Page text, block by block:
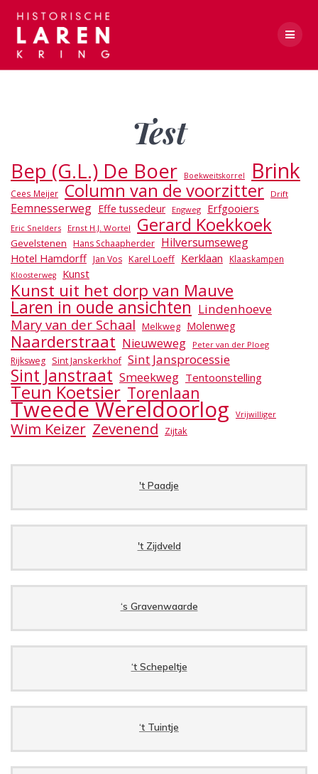
Test
Bep (G.L.) De Boer Boekweitskorrel Brink
Cees Meijer Column van de voorzitter Drift
Eemnesserweg Effe tussedeur Engweg Erfgooiers
Eric Snelders Ernst H.J. Wortel Gerard Koekkoek
Gevelstenen Hans Schaapherder Hilversumseweg
Hotel Hamdorff Jan Vos Karel Loeff Kerklaan Klaaskampen
Kloosterweg Kunst
Kunst uit het dorp van Mauve
Laren in oude ansichten Lindenhoeve
Mary van der Schaal Melkweg Molenweg
Naarderstraat Nieuweweg Peter van der Ploeg
Rijksweg Sint Janskerkhof Sint Jansprocessie
Sint Janstraat Smeekweg Tentoonstelling
Teun Koetsier Torenlaan
Tweede Wereldoorlog Vrijwilliger
Wim Keizer Zevenend Zijtak
't Paadje
't Zijdveld
‘s Gravenwaarde
‘t Schepeltje
‘t Tuintje